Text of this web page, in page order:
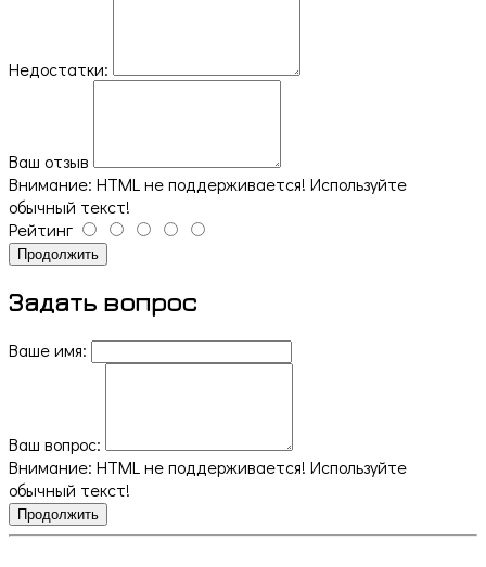
Недостатки:
Ваш отзыв
Внимание: HTML не поддерживается! Используйте
обычный текст!
Рейтинг
Продолжить
Задать вопрос
Ваше имя:
Ваш вопрос:
Внимание: HTML не поддерживается! Используйте
обычный текст!
Продолжить